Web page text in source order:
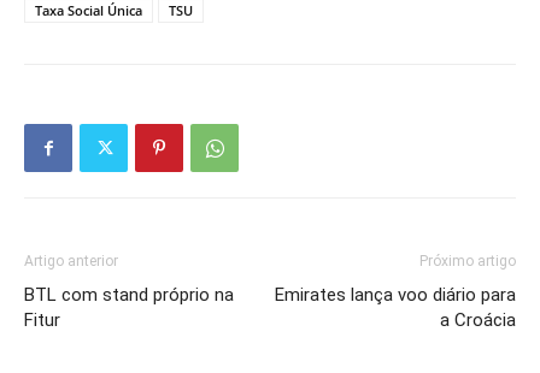
Taxa Social Única
TSU
Artigo anterior
BTL com stand próprio na
Fitur
Próximo artigo
Emirates lança voo diário para
a Croácia